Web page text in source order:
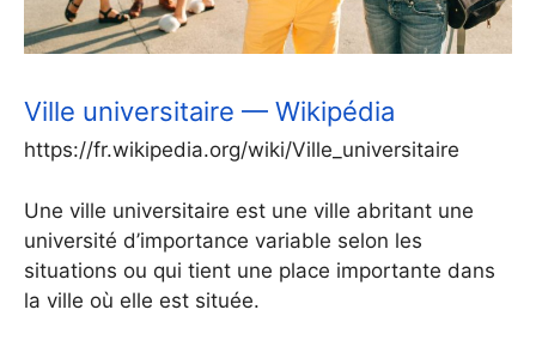
Ville universitaire — Wikipédia
https://fr.wikipedia.org/wiki/Ville_universitaire
Une ville universitaire est une ville abritant une
université d’importance variable selon les
situations ou qui tient une place importante dans
la ville où elle est située.